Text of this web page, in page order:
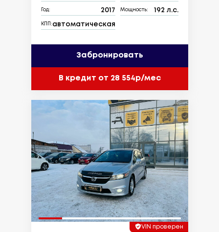
Год: 2017 Мощность: 192 л.с.
КПП: автоматическая
Забронировать
В кредит от 28 554р/мес
VIN проверен